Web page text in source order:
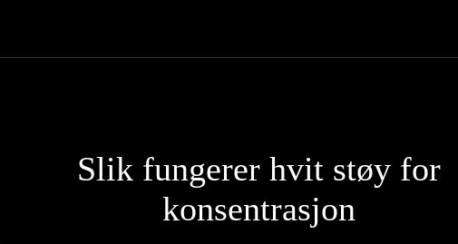
Slik fungerer hvit støy for
konsentrasjon